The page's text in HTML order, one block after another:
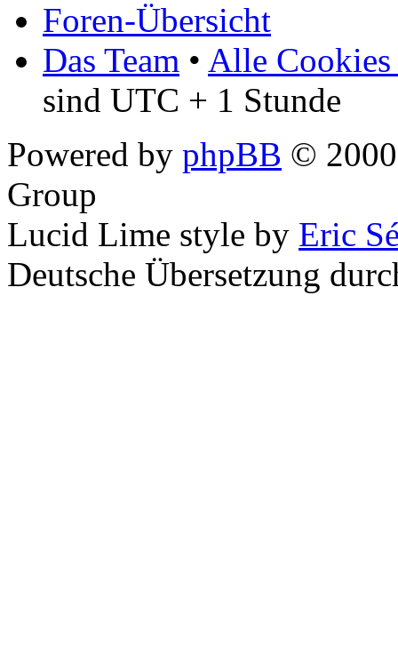
Foren-Übersicht
Das Team • Alle Cookies
sind UTC + 1 Stunde
Powered by phpBB ©
Group
Lucid Lime style by Eric
Deutsche Übersetzung